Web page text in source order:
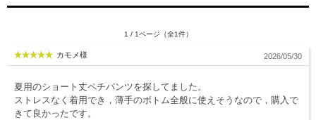
サロペット
レギンス・インナー
服飾雑貨
1 / 1ページ（全1件）
カモメ様 2026/05/30
夏用のショート丈ペチパンツを探してました。
ストレスなく着用でき，薄手のボトム全般に使えそうなので，購入で
きて良かったです。